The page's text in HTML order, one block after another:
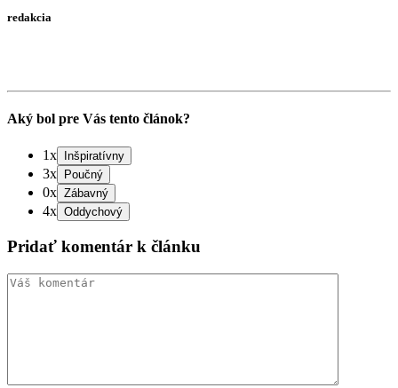
redakcia
Aký bol pre Vás tento článok?
1x
3x
0x
4x
Pridať komentár k článku